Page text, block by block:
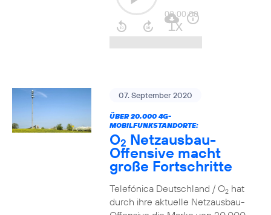
07. September 2020
ÜBER 20.000 4G-
MOBILFUNKSTANDORTE:
O2 Netzausbau-
Offensive macht
große Fortschritte
Telefónica Deutschland / O2hat
durch ihre aktuelle Netzausbau-